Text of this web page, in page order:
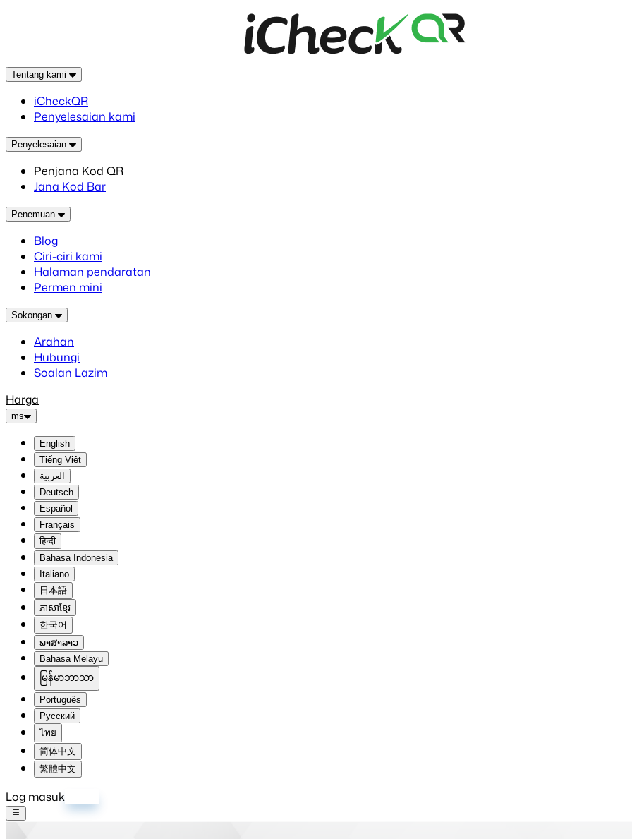
Tentang kami
iCheckQR
Penyelesaian kami
Penyelesaian
Penjana Kod QR
Jana Kod Bar
Penemuan
Blog
Ciri-ciri kami
Halaman pendaratan
Permen mini
Sokongan
Arahan
Hubungi
Soalan Lazim
Harga
ms
English
Tiếng Việt
العربية
Deutsch
Español
Français
हिन्दी
Bahasa Indonesia
Italiano
日本語
ភាសាខ្មែរ
한국어
ພາສາລາວ
Bahasa Melayu
မြန်မာဘာသာ
Português
Русский
ไทย
简体中文
繁體中文
Log masuk